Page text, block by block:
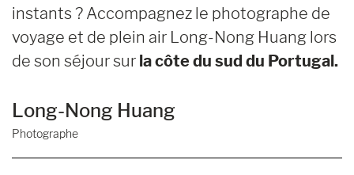
instants ? Accompagnez le photographe de
voyage et de plein air Long-Nong Huang lors
de son séjour sur la côte du sud du Portugal.
Long-Nong Huang
Photographe